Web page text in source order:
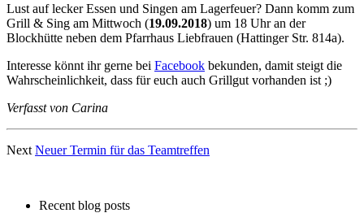
​​​​​​Lust auf lecker Essen und Singen am Lagerfeuer? Dann komm zum
Grill & Sing am Mittwoch (19.09.2018) um 18 Uhr an der
Blockhütte neben dem Pfarrhaus Liebfrauen (Hattinger Str. 814a).
Interesse könnt ihr gerne bei Facebook bekunden, damit steigt die
Wahrscheinlichkeit, dass für euch auch Grillgut vorhanden ist ;)
Verfasst von Carina
Next Neuer Termin für das Teamtreffen
Recent blog posts